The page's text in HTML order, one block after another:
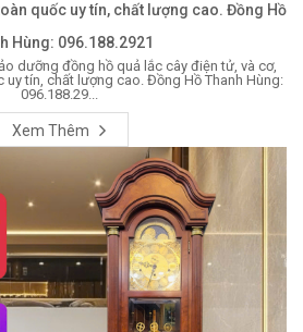
quốc uy tín, chất lượng cao. Đồng Hồ
Hùng: 096.188.2921
dưỡng đồng hồ quả lắc cây điện tử, và cơ,
tín, chất lượng cao. Đồng Hồ Thanh Hùng:
096.188.29...
Xem Thêm